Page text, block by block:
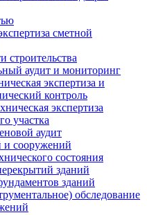
сметной
строительства
аудит и мониторинг
экспертиза и
контроль
экспертиза
участка
аудит
и сооружений
состояния
зданий
зданий
обследование